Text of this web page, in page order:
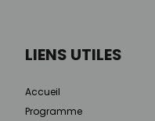
LIENS UTILES
Accueil
Programme